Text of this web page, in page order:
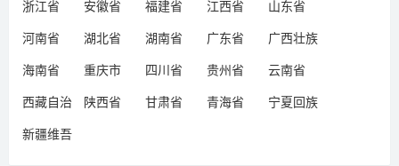
浙江省
安徽省 福建省 江西省
山东省
河南省
湖北省 湖南省 广东省
广西壮族
自治区
海南省 重庆市 四川省 贵州省
云南省
西藏自治
区
陕西省 甘肃省 青海省
宁夏回族
新疆维吾